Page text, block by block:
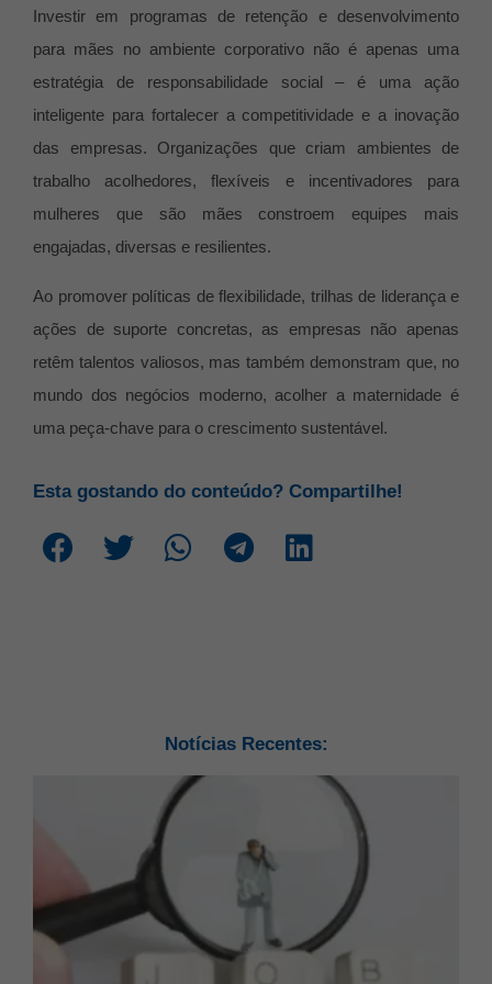
Investir em programas de retenção e desenvolvimento
para mães no ambiente corporativo não é apenas uma
estratégia de responsabilidade social – é uma ação
inteligente para fortalecer a competitividade e a inovação
das empresas. Organizações que criam ambientes de
trabalho acolhedores, flexíveis e incentivadores para
mulheres que são mães constroem equipes mais
engajadas, diversas e resilientes.
Ao promover políticas de flexibilidade, trilhas de liderança e
ações de suporte concretas, as empresas não apenas
retêm talentos valiosos, mas também demonstram que, no
mundo dos negócios moderno, acolher a maternidade é
uma peça-chave para o crescimento sustentável.
Esta gostando do conteúdo? Compartilhe!
experiência.
Revise suas configurações
Muito provavelmente você desativou a
experiência.
Revise suas configurações
Notícias Recentes: